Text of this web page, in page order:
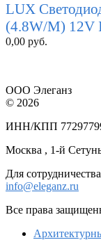
LUX
(4.8W/M) 12V
0,00 руб.
ООО Элеганз
© 2026
ИНН/КПП
Москва , 1-й
Для
info@eleganz.ru
Все права